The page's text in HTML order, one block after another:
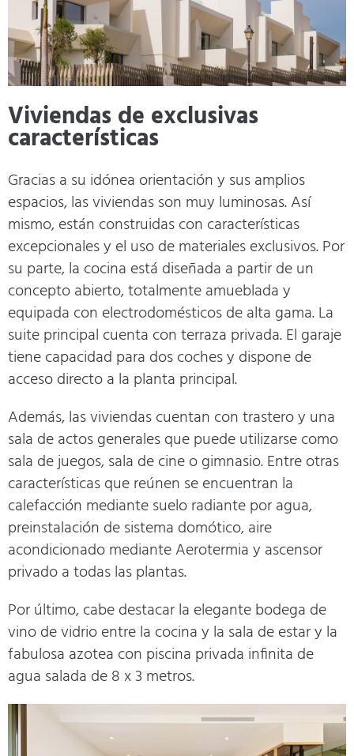
Viviendas de exclusivas
características
Gracias a su idónea orientación y sus amplios
espacios, las viviendas son muy luminosas. Así
mismo, están construidas con características
excepcionales y el uso de materiales exclusivos. Por
su parte, la cocina está diseñada a partir de un
concepto abierto, totalmente amueblada y
equipada con electrodomésticos de alta gama. La
suite principal cuenta con terraza privada. El garaje
tiene capacidad para dos coches y dispone de
acceso directo a la planta principal.
Además, las viviendas cuentan con trastero y una
sala de actos generales que puede utilizarse como
sala de juegos, sala de cine o gimnasio. Entre otras
características que reúnen se encuentran la
calefacción mediante suelo radiante por agua,
preinstalación de sistema domótico, aire
acondicionado mediante Aerotermia y ascensor
privado a todas las plantas.
Por último, cabe destacar la elegante bodega de
vino de vidrio entre la cocina y la sala de estar y la
fabulosa azotea con piscina privada infinita de
agua salada de 8 x 3 metros.